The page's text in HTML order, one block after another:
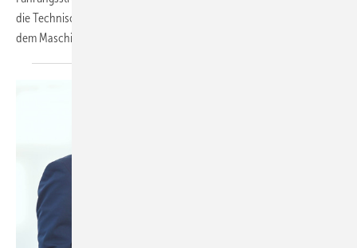
die Technische Leitung des Verbands und bringt Erfahrungen aus
dem Maschinen- und Anlagenbau sowie der Nukleartechnik